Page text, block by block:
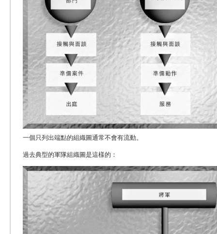
一個只列出端點的組織圖通常不會有流動。
過去典型的軍隊組織圖是這樣的：